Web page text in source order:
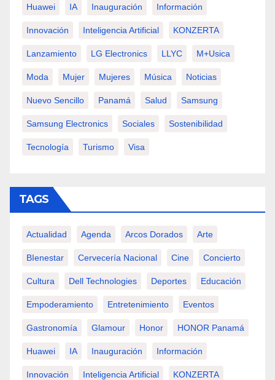
Huawei IA Inauguración Información
Innovación Inteligencia Artificial KONZERTA
Lanzamiento LG Electronics LLYC M+usica
Moda Mujer Mujeres Música Noticias
Nuevo Sencillo Panamá Salud Samsung
Samsung Electronics Sociales Sostenibilidad
Tecnología Turismo Visa
TAGS
Actualidad Agenda Arcos Dorados Arte
BIenestar Cervecería Nacional Cine Concierto
Cultura Dell Technologies Deportes Educación
Empoderamiento Entretenimiento Eventos
Gastronomía Glamour Honor HONOR Panamá
Huawei IA Inauguración Información
Innovación Inteligencia Artificial KONZERTA